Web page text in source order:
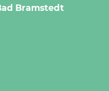
Bramstedt